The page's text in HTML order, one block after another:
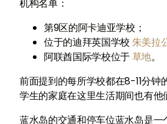
机构名单：
第9区的阿卡迪亚学校；
位于的迪拜英国学校 朱美拉
阿联酋国际学校位于草地。
前面提到的每所学校都在8-11分钟
学生的家庭在这里生活期间也有他
蓝水岛的交通和停车位蓝水岛是